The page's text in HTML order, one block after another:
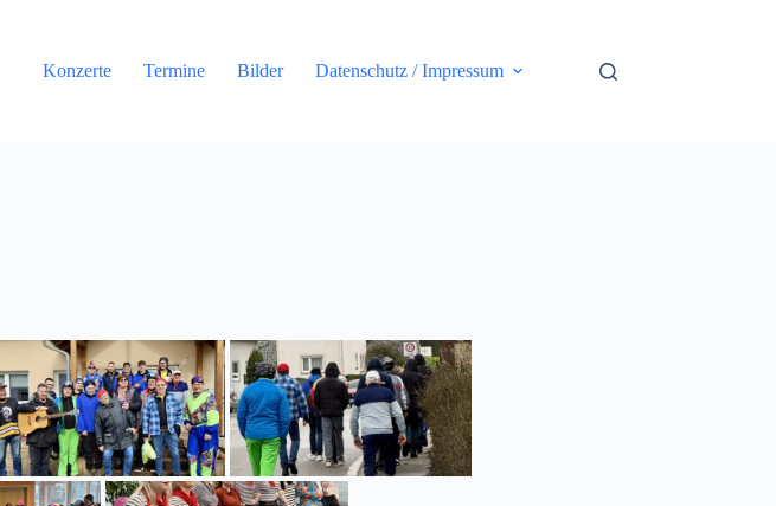
Konzerte Termine Bilder Datenschutz / Impressum